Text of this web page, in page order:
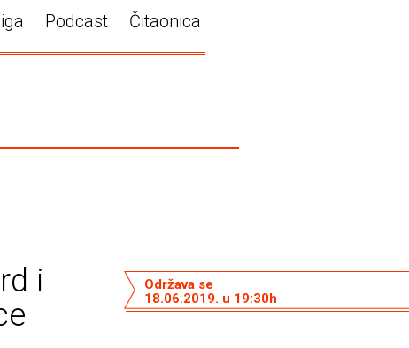
Podcast Čitaonica
i
Održava se
18.06.2019. u 19:30h